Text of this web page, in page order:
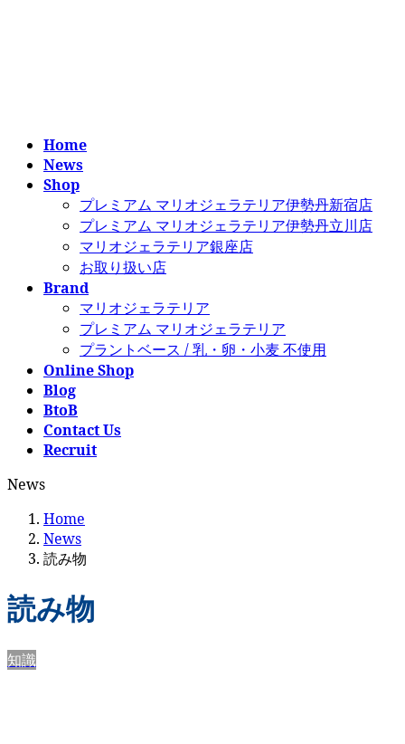
Home
News
Shop
プレミアム マリオジェラテリア伊勢丹新宿店
プレミアム マリオジェラテリア伊勢丹立川店
マリオジェラテリア銀座店
お取り扱い店
Brand
マリオジェラテリア
プレミアム マリオジェラテリア
プラントベース / 乳・卵・小麦 不使用
Online Shop
Blog
BtoB
Contact Us
Recruit
News
Home
News
読み物
読み物
知識